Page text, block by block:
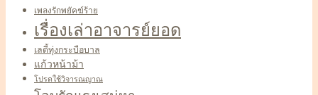
เพลงรักพยัคฆ์ร้าย
เรื่องเล่าอาจารย์ยอด
เลดี้ทุ่งกระบือบาล
แก้วหน้าม้า
โปรดใช้วิจารณญาณ